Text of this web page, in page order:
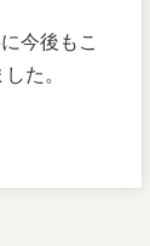
今後もこ
た。